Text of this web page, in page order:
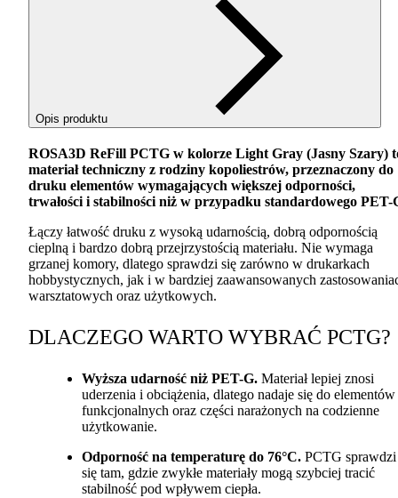
Opis produktu
ROSA3D ReFill PCTG w kolorze Light Gray (Jasny Szary)
materiał techniczny z rodziny kopoliestrów, przeznaczony do
druku elementów wymagających większej odporności,
trwałości i stabilności niż w przypadku standardowego PET-
Łączy łatwość druku z wysoką udarnością, dobrą odpornością
cieplną i bardzo dobrą przejrzystością materiału. Nie wymaga
grzanej komory, dlatego sprawdzi się zarówno w drukarkach
hobbystycznych, jak i w bardziej zaawansowanych
warsztatowych oraz użytkowych.
DLACZEGO WARTO WYBRAĆ PCTG?
Wyższa udarność niż PET-G. Materiał lepiej znosi
uderzenia i obciążenia, dlatego nadaje się do elementów
funkcjonalnych oraz części narażonych na codzienne
użytkowanie.
Odporność na temperaturę do 76°C. PCTG sprawdzi
się tam, gdzie zwykłe materiały mogą szybciej tracić
stabilność pod wpływem ciepła.